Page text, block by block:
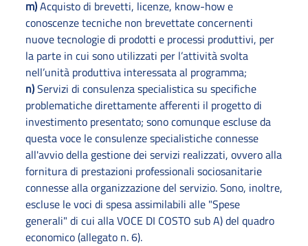
m)Acquisto di brevetti, licenze, know-how e
conoscenze tecniche non brevettate concernenti
nuove tecnologie di prodotti e processi produttivi, per
la parte in cui sono utilizzati per l’attività svolta
nell’unità produttiva interessata al programma;
n)Servizi di consulenza specialistica su specifiche
problematiche direttamente afferenti il progetto di
investimento presentato; sono comunque escluse da
questa voce le consulenze specialistiche connesse
all'avvio della gestione dei servizi realizzati, ovvero alla
fornitura di prestazioni professionali sociosanitarie
connesse alla organizzazione del servizio. Sono, inoltre,
escluse le voci di spesa assimilabili alle "Spese
generali" di cui alla VOCE DI COSTO sub A) del quadro
economico (allegato n. 6).